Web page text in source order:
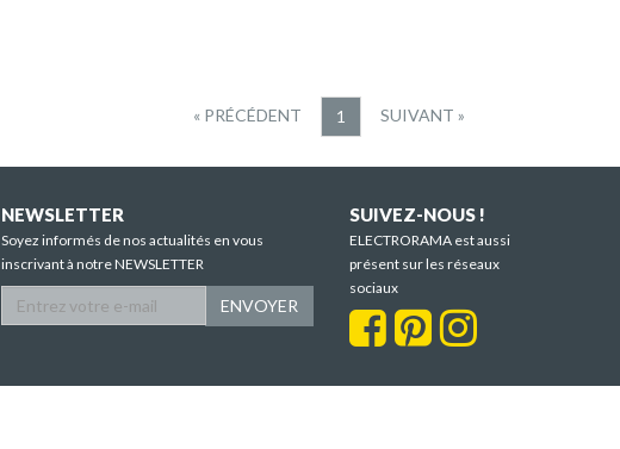
« PRÉCÉDENT 1 SUIVANT »
NEWSLETTER
Soyez informés de nos actualités en vous
inscrivant à notre NEWSLETTER
ENVOYER
SUIVEZ-NOUS !
ELECTRORAMA est aussi
présent sur les réseaux
sociaux